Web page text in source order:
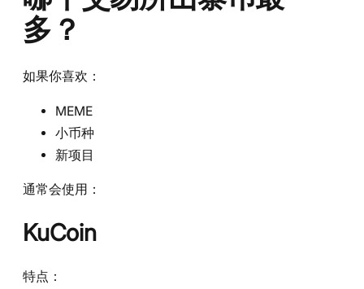
多？
如果你喜欢：
MEME
小币种
新项目
通常会使用：
KuCoin
特点：